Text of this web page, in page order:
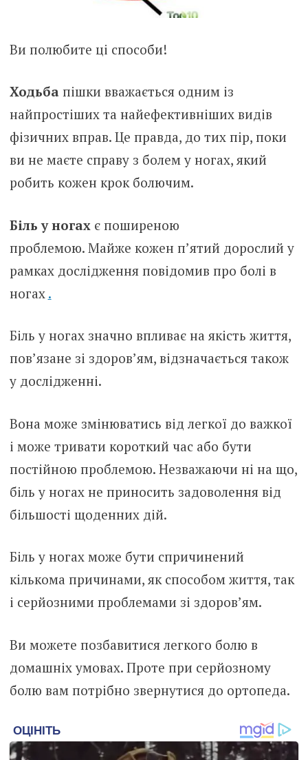
Ви полюбите ці способи!
Ходьба пішки вважається одним із
найпростіших та найефективніших видів
фізичних вправ. Це правда, до тих пір, поки
ви не маєте справу з болем у ногах, який
робить кожен крок болючим.
Біль у ногах є поширеною
проблемою. Майже кожен п’ятий дорослий у
рамках дослідження повідомив про болі в
ногах .
Біль у ногах значно впливає на якість життя,
пов’язане зі здоров’ям, відзначається також
у дослідженні.
Вона може змінюватись від легкої до важкої
і може тривати короткий час або бути
постійною проблемою. Незважаючи ні на що,
біль у ногах не приносить задоволення від
більшості щоденних дій.
Біль у ногах може бути спричинений
кількома причинами, як способом життя, так
і серйозними проблемами зі здоров’ям.
Ви можете позбавитися легкого болю в
домашніх умовах. Проте при серйозному
болю вам потрібно звернутися до ортопеда.